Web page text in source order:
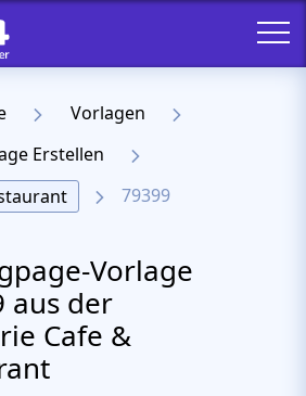
Vorlagen
Erstellen
79399
Vorlage
aus der
Cafe &